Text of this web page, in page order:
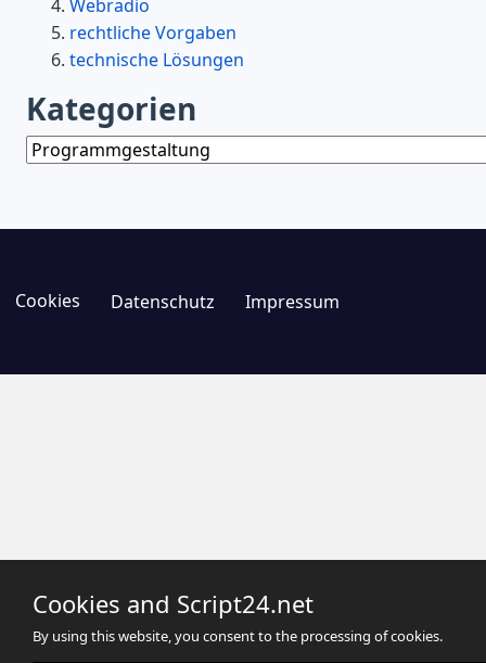
Webradio
rechtliche Vorgaben
technische Lösungen
Kategorien
Kategorien
Cookies Datenschutz Impressum
Cookies and Script24.net
By using this website, you consent to the processing of cookies.